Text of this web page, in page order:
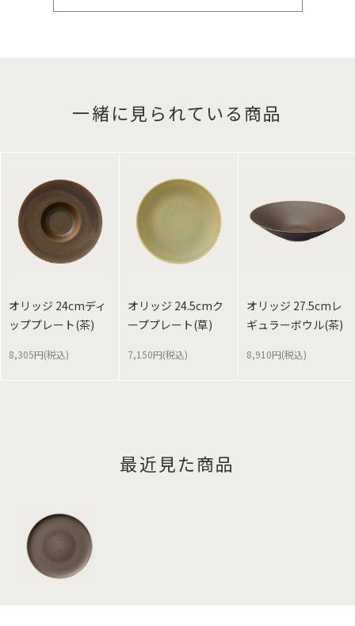
一緒に見られている商品
オリッジ 24cmディ
ッププレート(茶)
8,305円(税込)
オリッジ 24.5cmク
ーププレート(草)
7,150円(税込)
オリッジ 27.5cmレ
ギュラーボウル(茶)
8,910円(税込)
最近見た商品